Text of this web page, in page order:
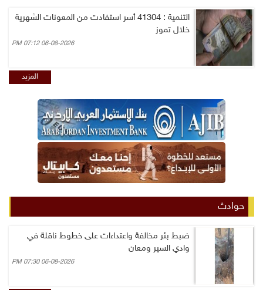
التنمية : 41304 أسر استفادت من المعونات الشهرية
خلال تموز
06-08-2026 07:12 PM
المزيد
حوادث
ضبط بئر مخالفة واعتداءات على خطوط ناقلة في
وادي السير ومعان
06-08-2026 07:30 PM